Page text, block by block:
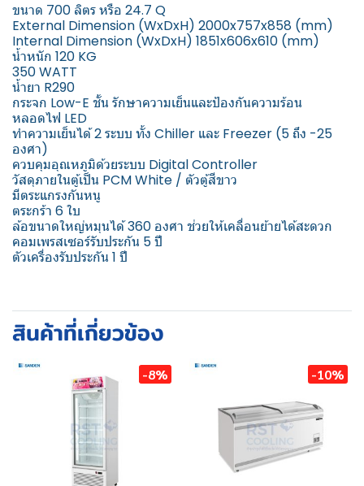
ขนาด 700 ลิตร หรือ 24.7 Q
External Dimension (WxDxH) 2000x757x858 (mm)
Internal Dimension (WxDxH) 1851x606x610 (mm)
น้ำหนัก 120 KG
350 WATT
น้ำยา R290
กระจก Low-E ชั้น รักษาความเย็นและป้องกันความร้อน
หลอดไฟ LED
ทำความเย็นได้ 2 ระบบ ทั้ง Chiller และ Freezer (5 ถึง -25
องศา)
ควบคุมอุณหภูมิด้วยระบบ Digital Controller
วัสดุภายในตู้เป็น PCM White / ตัวตู้สีขาว
มีตระแกรงกันหนู
ตระกร้า 6 ใบ
ล้อขนาดใหญ่หมุนได้ 360 องศา ช่วยให้เคลื่อนย้ายได้สะดวก
คอมเพรสเซอร์รับประกัน 5 ปี
ตัวเครื่องรับประกัน 1 ปี
สินค้าที่เกี่ยวข้อง
-8% -10%